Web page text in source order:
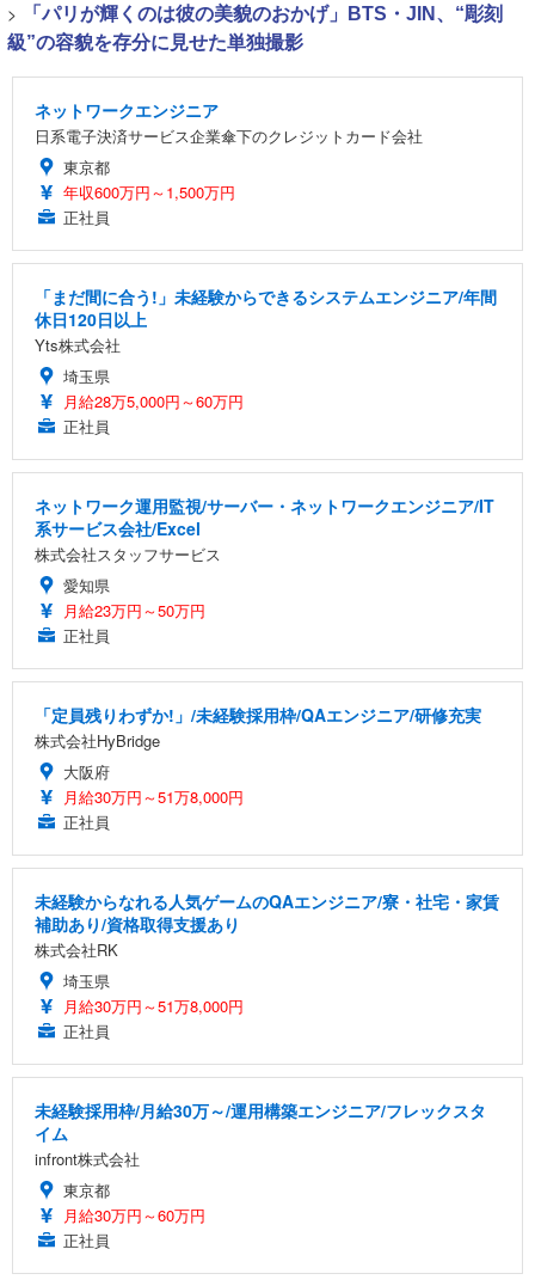
>
「パリが輝くのは彼の美貌のおかげ」BTS・JIN、“彫刻
級”の容貌を存分に見せた単独撮影
ネットワークエンジニア
日系電子決済サービス企業傘下のクレジットカード会社
東京都
年収600万円～1,500万円
正社員
「まだ間に合う!」未経験からできるシステムエンジニア/年間
休日120日以上
Yts株式会社
埼玉県
月給28万5,000円～60万円
正社員
ネットワーク運用監視/サーバー・ネットワークエンジニア/IT
系サービス会社/Excel
株式会社スタッフサービス
愛知県
月給23万円～50万円
正社員
「定員残りわずか!」/未経験採用枠/QAエンジニア/研修充実
株式会社HyBridge
大阪府
月給30万円～51万8,000円
正社員
未経験からなれる人気ゲームのQAエンジニア/寮・社宅・家賃
補助あり/資格取得支援あり
株式会社RK
埼玉県
月給30万円～51万8,000円
正社員
未経験採用枠/月給30万～/運用構築エンジニア/フレックスタ
イム
infront株式会社
東京都
月給30万円～60万円
正社員